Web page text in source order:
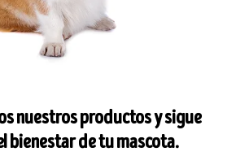
nuestros productos y sigue
bienestar de tu mascota.